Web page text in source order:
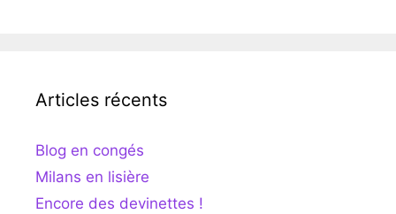
Articles récents
Blog en congés
Milans en lisière
Encore des devinettes !